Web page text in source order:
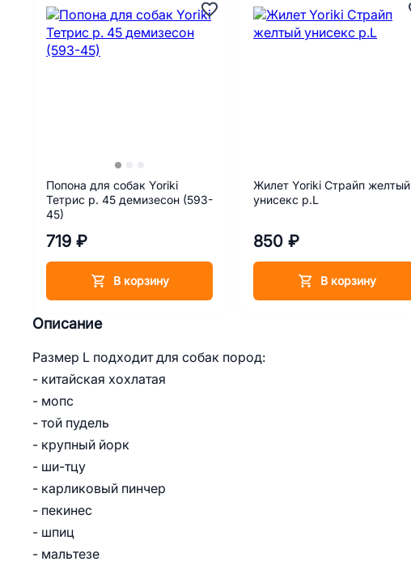
Описание
Размер L подходит для собак пород:
- китайская хохлатая
- мопс
- той пудель
- крупный йорк
- ши-тцу
- карликовый пинчер
- пекинес
- шпиц
- мальтезе
Попона для собак Yoriki
Тетрис р. 45 демизесон (593-
45)
719 ₽
В корзину
Жилет Yoriki Страйп желтый
унисекс р.L
850 ₽
В корзину